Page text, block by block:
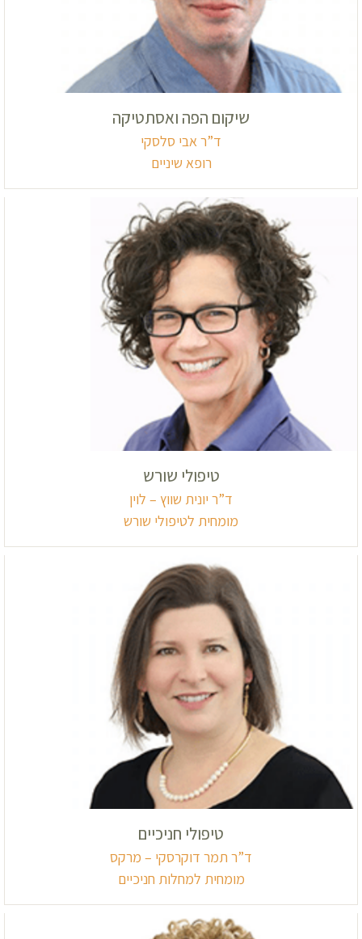
שיקום הפה ואסתטיקה
ד”ר אבי סלסקי
רופא שיניים
טיפולי שורש
ד”ר יונית שווץ – לוין
מומחית לטיפולי שורש
טיפולי חניכיים
ד”ר תמר דוקרסקי – מרקס
מומחית למחלות חניכיים